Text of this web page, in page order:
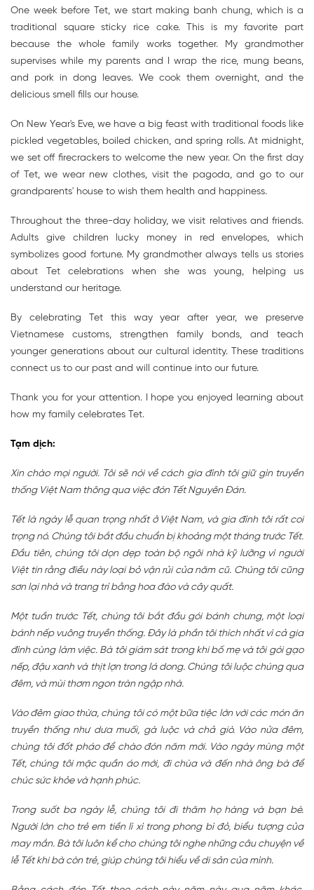
One week before Tet, we start making banh chung, which is a
traditional square sticky rice cake. This is my favorite part
because the whole family works together. My grandmother
supervises while my parents and I wrap the rice, mung beans,
and pork in dong leaves. We cook them overnight, and the
delicious smell fills our house.
On New Year's Eve, we have a big feast with traditional foods like
pickled vegetables, boiled chicken, and spring rolls. At midnight,
we set off firecrackers to welcome the new year. On the first day
of Tet, we wear new clothes, visit the pagoda, and go to our
grandparents' house to wish them health and happiness.
Throughout the three-day holiday, we visit relatives and friends.
Adults give children lucky money in red envelopes, which
symbolizes good fortune. My grandmother always tells us stories
about Tet celebrations when she was young, helping us
understand our heritage.
By celebrating Tet this way year after year, we preserve
Vietnamese customs, strengthen family bonds, and teach
younger generations about our cultural identity. These traditions
connect us to our past and will continue into our future.
Thank you for your attention. I hope you enjoyed learning about
how my family celebrates Tet.
Tạm dịch:
Xin chào mọi người. Tôi sẽ nói về cách gia đình tôi giữ gìn truyền
thống Việt Nam thông qua việc đón Tết Nguyên Đán.
Tết là ngày lễ quan trọng nhất ở Việt Nam, và gia đình tôi rất coi
trọng nó. Chúng tôi bắt đầu chuẩn bị khoảng một tháng trước Tết.
Đầu tiên, chúng tôi dọn dẹp toàn bộ ngôi nhà kỹ lưỡng vì người
Việt tin rằng điều này loại bỏ vận rủi của năm cũ. Chúng tôi cũng
sơn lại nhà và trang trí bằng hoa đào và cây quất.
Một tuần trước Tết, chúng tôi bắt đầu gói bánh chưng, một loại
bánh nếp vuông truyền thống. Đây là phần tôi thích nhất vì cả gia
đình cùng làm việc. Bà tôi giám sát trong khi bố mẹ và tôi gói gạo
nếp, đậu xanh và thịt lợn trong lá dong. Chúng tôi luộc chúng qua
đêm, và mùi thơm ngon tràn ngập nhà.
Vào đêm giao thừa, chúng tôi có một bữa tiệc lớn với các món ăn
truyền thống như dưa muối, gà luộc và chả giò. Vào nửa đêm,
chúng tôi đốt pháo để chào đón năm mới. Vào ngày mùng một
Tết, chúng tôi mặc quần áo mới, đi chùa và đến nhà ông bà để
chúc sức khỏe và hạnh phúc.
Trong suốt ba ngày lễ, chúng tôi đi thăm họ hàng và bạn bè.
Người lớn cho trẻ em tiền lì xì trong phong bì đỏ, biểu tượng của
may mắn. Bà tôi luôn kể cho chúng tôi nghe những câu chuyện về
lễ Tết khi bà còn trẻ, giúp chúng tôi hiểu về di sản của mình.